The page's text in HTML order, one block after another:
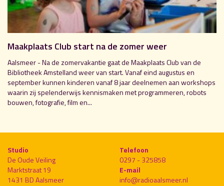
Maakplaats Club start na de zomer weer
Aalsmeer - Na de zomervakantie gaat de Maakplaats Club van de
Bibliotheek Amstelland weer van start. Vanaf eind augustus en
september kunnen kinderen vanaf 8 jaar deelnemen aan workshops
waarin zij spelenderwijs kennismaken met programmeren, robots
bouwen, fotografie, film en...
Studio
De Oude Veiling
Marktstraat 19
1431 BD Aalsmeer
Telefoon
0297 - 325858
E-mail
info@radioaalsmeer.nl